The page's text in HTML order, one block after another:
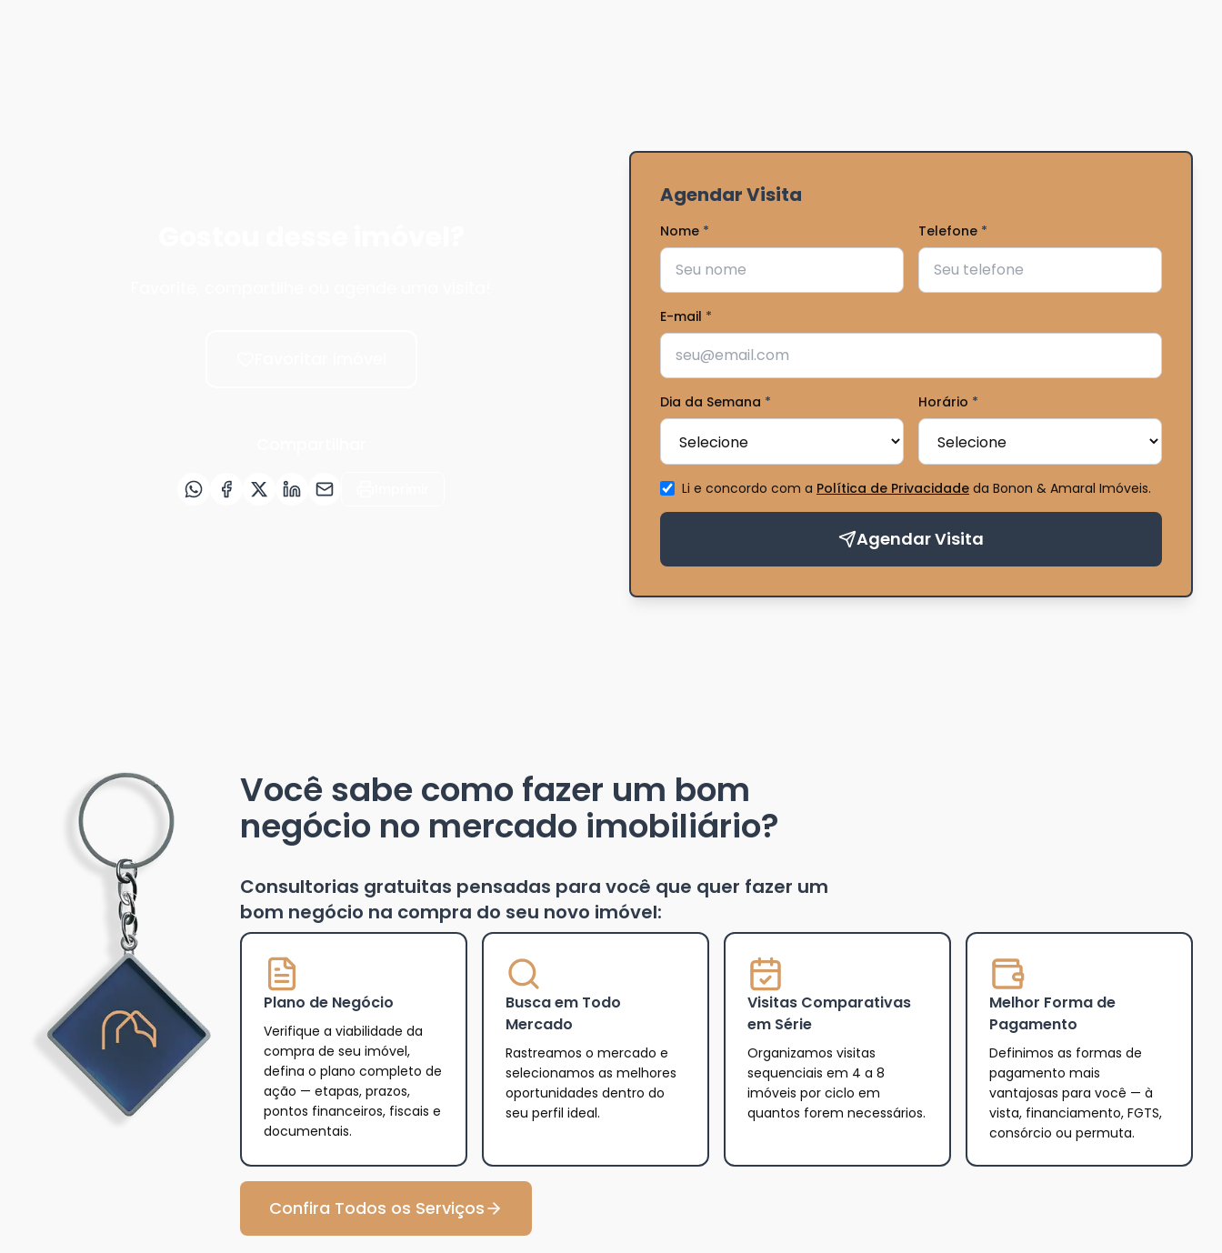
Agendar Visita
Nome * Telefone *
E-mail *
Dia da Semana * Horário *
Li e concordo com a Política de Privacidade da Bonon & Amaral Imóveis.
Agendar Visita
Você sabe como fazer um bom
negócio no mercado imobiliário?
Consultorias gratuitas pensadas para você que quer fazer um
bom negócio na compra do seu novo imóvel:
Plano de Negócio
Verifique a viabilidade da
compra de seu imóvel,
defina o plano completo de
ação — etapas, prazos,
pontos financeiros, fiscais e
documentais.
Busca em Todo
Mercado
Rastreamos o mercado e
selecionamos as melhores
oportunidades dentro do
seu perfil ideal.
Visitas Comparativas
em Série
Organizamos visitas
sequenciais em 4 a 8
imóveis por ciclo em
quantos forem necessários.
Melhor Forma de
Pagamento
Definimos as formas de
pagamento mais
vantajosas para você — à
vista, financiamento, FGTS,
consórcio ou permuta.
Confira Todos os Serviços